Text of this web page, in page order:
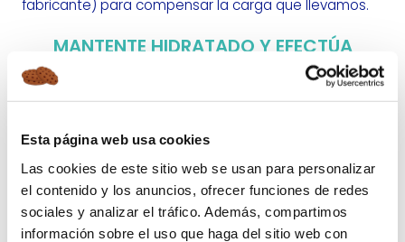
Esta página web usa cookies
Las cookies de este sitio web se usan para personalizar
el contenido y los anuncios, ofrecer funciones de redes
sociales y analizar el tráfico. Además, compartimos
información sobre el uso que haga del sitio web con
fabricante) para compensar la carga que llevamos.
MANTENTE HIDRATADO Y EFECTÚA
tener agua siempre a mano ya que estar hidratados
reduce considerablemente la fatiga al volante.
Además,cada 2 horas al volantese recomienda
hacer una paradapara estirar las piernas y
descansar la mente. Siguiendo estas pautas, se hará
más fácil y llevadero nuestro viaje.